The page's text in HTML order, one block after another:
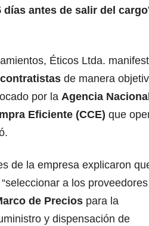
días antes de salir del cargo
Éticos Ltda.
de manera
por la Agencia
Eficiente (CCE) que
de la empresa explicaron
a los
de Precios para la
y dispensación de